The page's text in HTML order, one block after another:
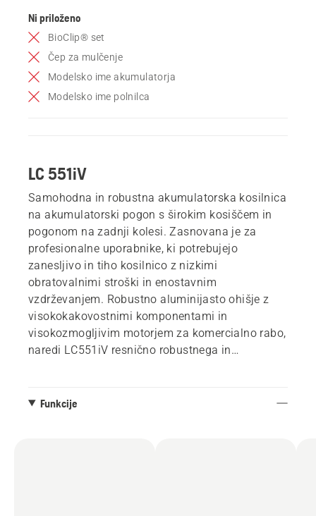
Ni priloženo
BioClip® set
Čep za mulčenje
Modelsko ime akumulatorja
Modelsko ime polnilca
LC 551iV
Samohodna in robustna akumulatorska kosilnica
na akumulatorski pogon s širokim kosiščem in
pogonom na zadnji kolesi. Zasnovana je za
profesionalne uporabnike, ki potrebujejo
zanesljivo in tiho kosilnico z nizkimi
obratovalnimi stroški in enostavnim
vzdrževanjem. Robustno aluminijasto ohišje z
visokokakovostnimi komponentami in
visokozmogljivim motorjem za komercialno rabo,
naredi LC551iV resnično robustnega in
ali se odločite za zbiranje, izmetali mulčenje.
Funkcije